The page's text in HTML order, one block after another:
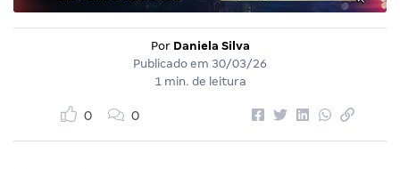
Por Daniela Silva
Publicado em 30/03/26
1 min. de leitura
0 0